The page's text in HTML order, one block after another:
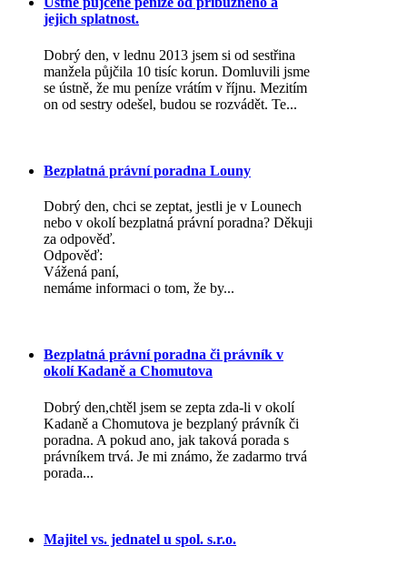
jejich splatnost.
Dobrý den, v lednu 2013 jsem si od sestřina
manžela půjčila 10 tisíc korun. Domluvili jsme
se ústně, že mu peníze vrátím v říjnu. Mezitím
on od sestry odešel, budou se rozvádět. Te...
Bezplatná právní poradna Louny
Dobrý den, chci se zeptat, jestli je v Lounech
nebo v okolí bezplatná právní poradna? Děkuji
za odpověď.
Odpověď:
Vážená paní,
nemáme informaci o tom, že by...
Bezplatná právní poradna či právník v
okolí Kadaně a Chomutova
Dobrý den,chtěl jsem se zepta zda-li v okolí
Kadaně a Chomutova je bezplaný právník či
poradna. A pokud ano, jak taková porada s
právníkem trvá. Je mi známo, že zadarmo trvá
porada...
Majitel vs. jednatel u spol. s.r.o.